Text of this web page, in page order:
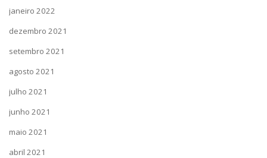
janeiro 2022
dezembro 2021
setembro 2021
agosto 2021
julho 2021
junho 2021
maio 2021
abril 2021